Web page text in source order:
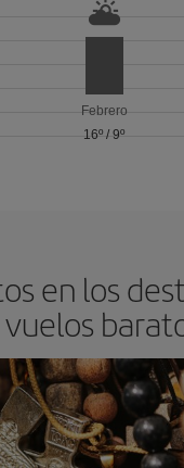
Febrero
16º / 9º
en los